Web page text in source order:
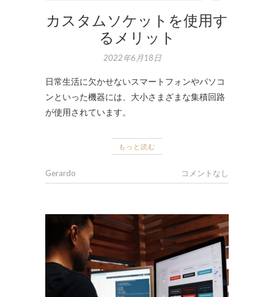
カスタムソケットを使用す
るメリット
2022年6月18日
日常生活に欠かせないスマートフォンやパソコ
ンといった機器には、大小さまざまな集積回路
が使用されています。
もっと読む
Gerardo コメントなし